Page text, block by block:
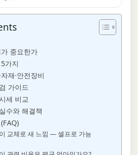
중요한가
가지
재·안전장비
가이드
세 비교
수와 해결책
교체로 새 느낌 — 셀프로 가능